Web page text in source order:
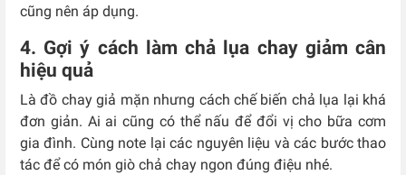
cũng nên áp dụng.
4. Gợi ý cách làm chả lụa chay giảm cân
hiệu quả
Là đồ chay giả mặn nhưng cách chế biến chả lụa lại khá
đơn giản. Ai ai cũng có thể nấu để đổi vị cho bữa cơm
gia đình. Cùng note lại các nguyên liệu và các bước thao
tác để có món giò chả chay ngon đúng điệu nhé.